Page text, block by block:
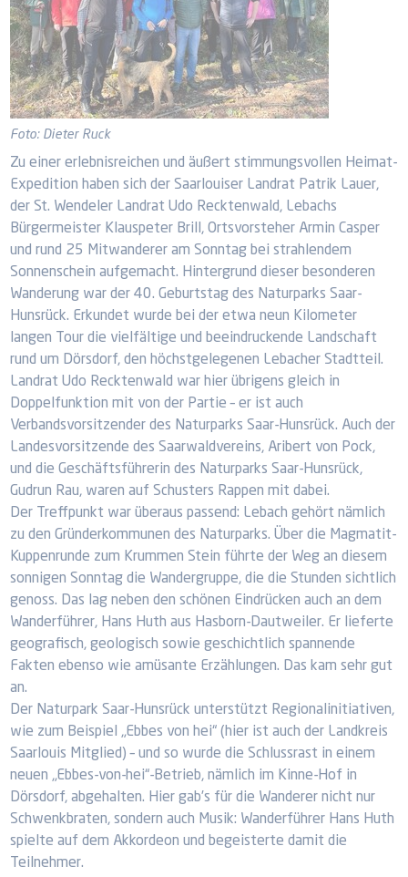
Foto: Dieter Ruck
Zu einer erlebnisreichen und äußert stimmungsvollen Heimat-
Expedition haben sich der Saarlouiser Landrat Patrik Lauer,
der St. Wendeler Landrat Udo Recktenwald, Lebachs
Bürgermeister Klauspeter Brill, Ortsvorsteher Armin Casper
und rund 25 Mitwanderer am Sonntag bei strahlendem
Sonnenschein aufgemacht. Hintergrund dieser besonderen
Wanderung war der 40. Geburtstag des Naturparks Saar-
Hunsrück. Erkundet wurde bei der etwa neun Kilometer
langen Tour die vielfältige und beeindruckende Landschaft
rund um Dörsdorf, den höchstgelegenen Lebacher Stadtteil.
Landrat Udo Recktenwald war hier übrigens gleich in
Doppelfunktion mit von der Partie – er ist auch
Verbandsvorsitzender des Naturparks Saar-Hunsrück. Auch der
Landesvorsitzende des Saarwaldvereins, Aribert von Pock,
und die Geschäftsführerin des Naturparks Saar-Hunsrück,
Gudrun Rau, waren auf Schusters Rappen mit dabei.
Der Treffpunkt war überaus passend: Lebach gehört nämlich
zu den Gründerkommunen des Naturparks. Über die Magmatit-
Kuppenrunde zum Krummen Stein führte der Weg an diesem
sonnigen Sonntag die Wandergruppe, die die Stunden sichtlich
genoss. Das lag neben den schönen Eindrücken auch an dem
Wanderführer, Hans Huth aus Hasborn-Dautweiler. Er lieferte
geografisch, geologisch sowie geschichtlich spannende
Fakten ebenso wie amüsante Erzählungen. Das kam sehr gut
an.
Der Naturpark Saar-Hunsrück unterstützt Regionalinitiativen,
wie zum Beispiel „Ebbes von hei“ (hier ist auch der Landkreis
Saarlouis Mitglied) – und so wurde die Schlussrast in einem
neuen „Ebbes-von-hei“-Betrieb, nämlich im Kinne-Hof in
Dörsdorf, abgehalten. Hier gab’s für die Wanderer nicht nur
Schwenkbraten, sondern auch Musik: Wanderführer Hans Huth
spielte auf dem Akkordeon und begeisterte damit die
Teilnehmer.